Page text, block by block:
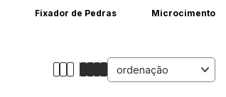
Fixador de Pedras Microcimento